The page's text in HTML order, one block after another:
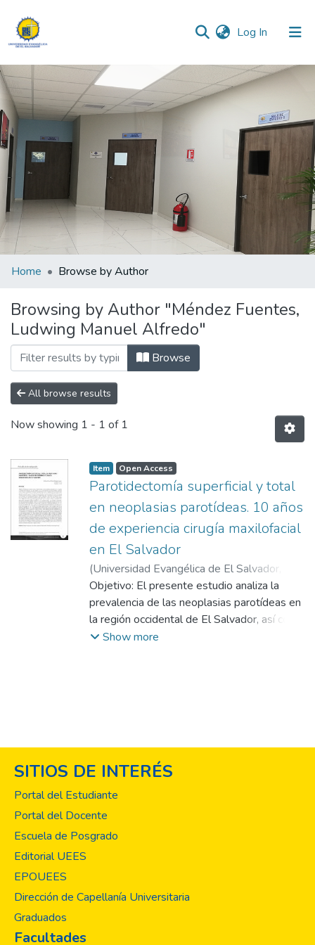
Log In (current)
Communities & Collections
All of DSpace
Home Browse by Author
Browsing by Author "Méndez Fuentes,
Ludwing Manuel Alfredo"
Browse
All browse results
Now showing 1 - 1 of 1
Item Open Access
Parotidectomía superficial y total
en neoplasias parotídeas. 10 años
de experiencia cirugía maxilofacial
en El Salvador
(Universidad Evangélica de El Salvador,
2020-01 )Méndez Fuentes, Ludwing
Manuel Alfredo
Objetivo: El presente estudio analiza la
prevalencia de las neoplasias parotídeas en
la región occidental de El Salvador, así como
algunos casos en San Salvador en el área
occidental de El Salvador; con neoplasias
parotídeas, fueron evaluados 31 pacientes
realizándoles parotidectomia superficial y
total en el período comprendido entre
evaluando complicaciones quirúrgicas,
algunos pacientes ya no asistieron más a
Show more
SITIOS DE INTERÉS
Portal del Estudiante
Portal del Docente
Escuela de Posgrado
Editorial UEES
EPOUEES
Dirección de Capellanía Universitaria
Graduados
Facultades